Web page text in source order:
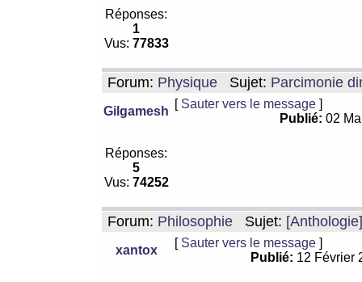
Réponses:
1
Vus: 77833
Forum: Physique Sujet: Parcimonie
Gilgamesh
[ Sauter vers le message ]
Publié: 02
Réponses:
5
Vus: 74252
Forum: Philosophie Sujet:
xantox
[ Sauter vers le message ]
Publié: 12 Février